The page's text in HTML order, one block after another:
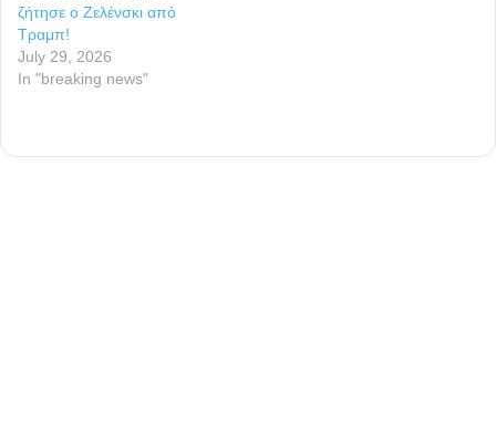
ζήτησε ο Ζελένσκι από
Τραμπ!
July 29, 2026
In "breaking news"